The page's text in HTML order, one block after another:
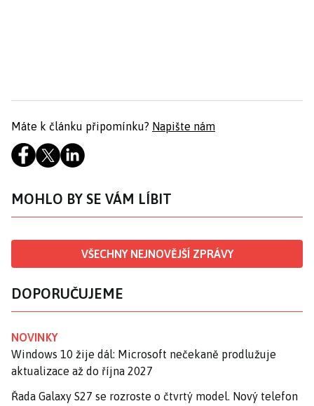
Máte k článku připomínku? Napište nám
MOHLO BY SE VÁM LÍBIT
VŠECHNY NEJNOVĚJŠÍ ZPRÁVY
DOPORUČUJEME
NOVINKY
Windows 10 žije dál: Microsoft nečekaně prodlužuje
aktualizace až do října 2027
Řada Galaxy S27 se rozroste o čtvrtý model. Nový telefon